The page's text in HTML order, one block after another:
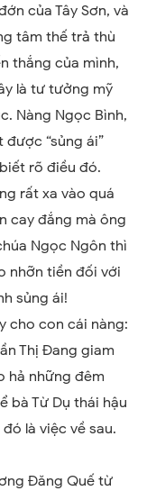
của Tây Sơn, và
tâm thế trả thù
thắng của mình,
là tư tưởng mỹ
Nàng Ngọc Bình,
“sủng ái”
rõ điều đó.
rất xa vào quá
cay đắng mà ông
Ngọc Ngôn thì
nhỡn tiền đối với
sủng ái!
cho con cái nàng:
Thị Đang giam
hả những đêm
bà Từ Dụ thái hậu
là việc về sau.
Đăng Quế từ